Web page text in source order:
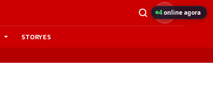
STORYES
4online agora